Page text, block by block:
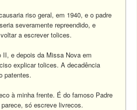
riso geral, em 1940, e o padre
severamente repreendido, e
a escrever tolices.
II, e depois da Missa Nova em
explicar tolices. A decadência
patentes.
à minha frente. É do famoso Padre
só escreve livrecos.